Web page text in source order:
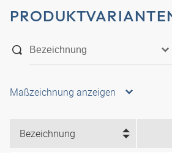
Maßzeichnung anzeigen
Bezeichnung